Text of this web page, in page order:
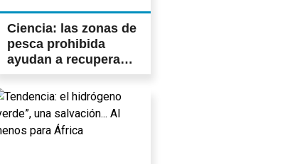
Ciencia: las zonas de
pesca prohibida
ayudan a recuperar
especies migratorias